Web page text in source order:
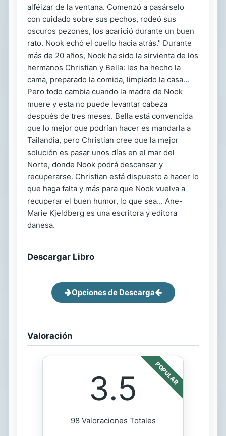
alféizar de la ventana. Comenzó a pasárselo
con cuidado sobre sus pechos, rodeó sus
oscuros pezones, los acarició durante un buen
rato. Nook echó el cuello hacia atrás." Durante
más de 20 años, Nook ha sido la sirvienta de los
hermanos Christian y Bella: les ha hecho la
cama, preparado la comida, limpiado la casa...
Pero todo cambia cuando la madre de Nook
muere y esta no puede levantar cabeza
después de tres meses. Bella está convencida
que lo mejor que podrían hacer es mandarla a
Tailandia, pero Christian cree que la mejor
solución es pasar unos días en el mar del
Norte, donde Nook podrá descansar y
recuperarse. Christian está dispuesto a hacer lo
que haga falta y más para que Nook vuelva a
recuperar el buen humor, lo que sea... Ane-
Marie Kjeldberg es una escritora y editora
danesa.
Descargar Libro
Opciones de Descarga
Valoración
POPULAR
3.5
98 Valoraciones Totales